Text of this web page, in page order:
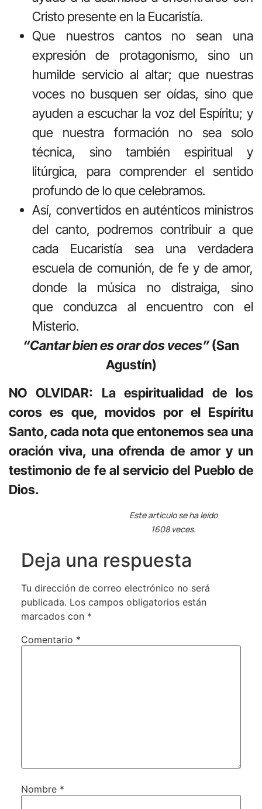
Cristo presente en la Eucaristía.
Que nuestros cantos no sean una
expresión de protagonismo, sino un
humilde servicio al altar; que nuestras
voces no busquen ser oídas, sino que
ayuden a escuchar la voz del Espíritu; y
que nuestra formación no sea solo
técnica, sino también espiritual y
litúrgica, para comprender el sentido
profundo de lo que celebramos.
Así, convertidos en auténticos ministros
del canto, podremos contribuir a que
cada Eucaristía sea una verdadera
escuela de comunión, de fe y de amor,
donde la música no distraiga, sino
que conduzca al encuentro con el
Misterio.
“Cantar bien es orar dos veces”(San
Agustín)
NO OLVIDAR: La espiritualidad de los
coros es que, movidos por el Espíritu
Santo, cada nota que entonemos sea una
oración viva, una ofrenda de amor y un
testimonio de fe al servicio del Pueblo de
Dios.
Este artículo se ha leído
1608 veces.
Deja una respuesta
Tu dirección de correo electrónico no será
publicada. Los campos obligatorios están
marcados con *
Comentario *
Nombre *